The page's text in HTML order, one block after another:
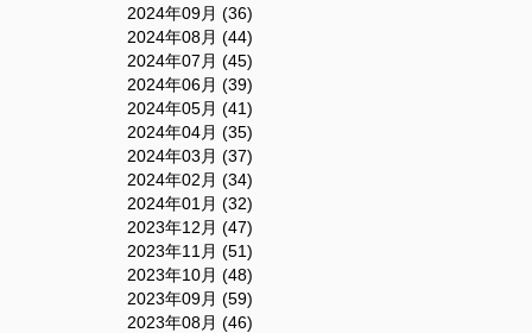
2024年09月 (36)
2024年08月 (44)
2024年07月 (45)
2024年06月 (39)
2024年05月 (41)
2024年04月 (35)
2024年03月 (37)
2024年02月 (34)
2024年01月 (32)
2023年12月 (47)
2023年11月 (51)
2023年10月 (48)
2023年09月 (59)
2023年08月 (46)